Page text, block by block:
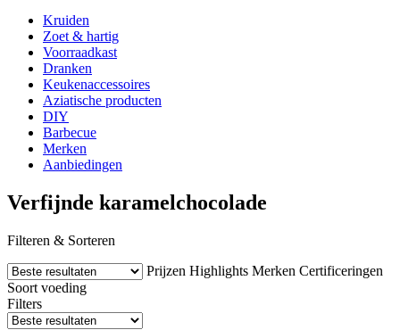
Kruiden
Zoet & hartig
Voorraadkast
Dranken
Keukenaccessoires
Aziatische producten
DIY
Barbecue
Merken
Aanbiedingen
Verfijnde karamelchocolade
Filteren & Sorteren
Prijzen Highlights Merken Certificeringen
Soort voeding
Filters